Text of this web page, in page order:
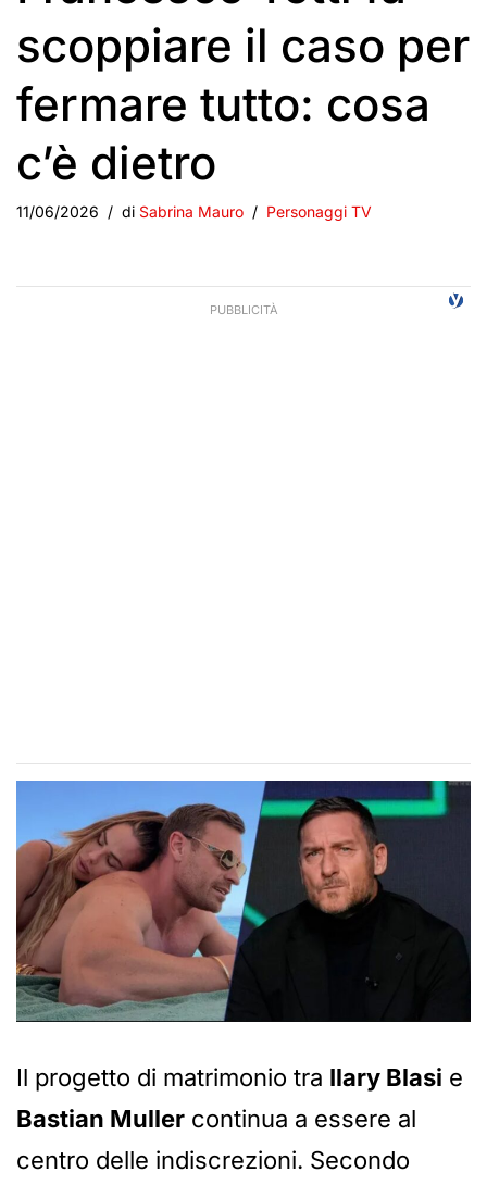
scoppiare il caso per
fermare tutto: cosa
c’è dietro
11/06/2026 di Sabrina Mauro Personaggi TV
Il progetto di matrimonio tra Ilary Blasi e
Bastian Muller continua a essere al
centro delle indiscrezioni. Secondo